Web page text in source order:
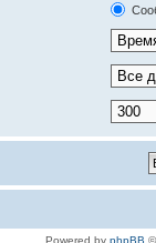
Powered by phpBB